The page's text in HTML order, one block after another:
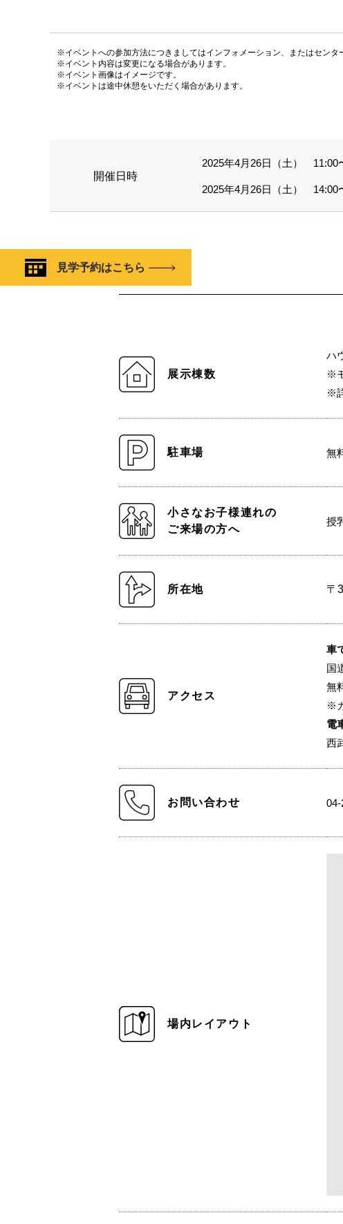
※イベントへの参加方法につきましてはインフォメーション、またはセンタ
※イベント内容は変更になる場合があります。
※イベント画像はイメージです。
※イベントは途中休憩をいただく場合があります。
開催日時
2025年4月26日（土） 11:00
2025年4月26日（土） 14:00
見学予約はこちら
展示棟数
ハ
※
※
駐車場 無
小さなお子様連れの
ご来場の方へ
授
所在地 〒
アクセス
車
国
無
※
電
西
お問い合わせ 04-
場内レイアウト